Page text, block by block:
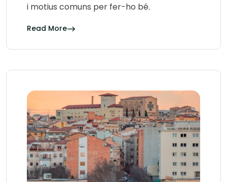
i motius comuns per fer-ho bé.
Read More